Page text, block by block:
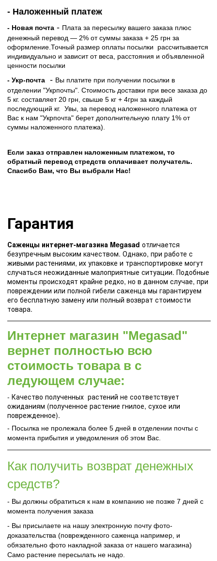
- Наложенный платеж
- Новая почта - Плата за пересылку вашего заказа плюс
денежный перевод — 2% от суммы заказа + 25 грн за
оформление.Точный размер оплаты посылки рассчитывается
индивидуально и зависит от веса, расстояния и объявленной
ценности посылки
- Укр-почта
- Вы платите при получении посылки в
отделении "Укрпочты". Стоимость доставки при весе заказа до
5 кг. составляет 20 грн, свыше 5 кг + 4грн за каждый
последующий кг. Увы, за перевод наложенного платежа от
Вас к нам "Укрпочта" берет дополнительную плату 1% от
суммы наложенного платежа).
Если заказ отправлен наложенным платежом, то
обратный перевод стредств оплачивает получатель.
Спасибо Вам, что Вы выбрали Нас!
Гарантия
Саженцы интернет-магазина Megasad отличается
безупречным высоким качеством. Однако, при работе с
живыми растениями, их упаковке и транспортировке могут
случаться неожиданные малоприятные ситуации. Подобные
моменты происходят крайне редко, но в данном случае, при
повреждении или полной гибели саженца мы гарантируем
его бесплатную замену или полный возврат стоимости
товара.
Интернет магазин "Megasad"
вернет полностью всю
стоимость товара в с
ледующем случае:
- Качество полученных растений не соответствует
ожиданиям (полученное растение гнилое, сухое или
поврежденное).
- Посылка не пролежала более 5 дней в отделении почты с
момента прибытия и уведомления об этом Вас.
Как получить возврат денежных
средств?
- Вы должны обратиться к нам в компанию не позже 7 дней с
момента получения заказа
- Вы присылаете на нашу электронную почту фото-
доказательства (поврежденного саженца например, и
обязательно фото накладной заказа от нашего магазина)
Само растение пересылать не надо.